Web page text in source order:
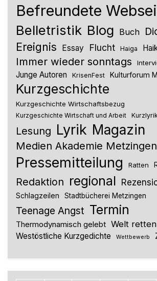
Befreundete
Belletristik Blog Buch
Ereignis Essay Flucht Haiga
Immer wieder sonntags
Junge Autoren KrisenFest Kulturforum
Kurzgeschichte
Kurzgeschichte Wirtschaftsbezug
Kurzgeschichte Wirtschaft und Arbeit Kurzlyrik
Lesung Lyrik Magazin
Medien Akademie Metzingen
Pressemitteilung Ratten
Redaktion regional
Schlagzeilen Stadtbücherei Metzingen
Teenage Angst Termin
Thermodynamisch gelebt Welt retten
Westöstliche Kurzgedichte
Wettbewerb